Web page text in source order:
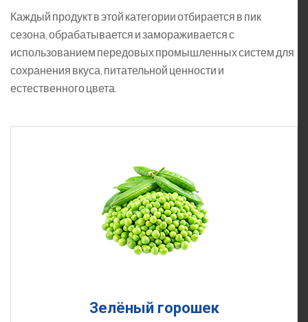
Каждый продукт в этой категории отбирается в пик
сезона, обрабатывается и замораживается с
использованием передовых промышленных систем для
сохранения вкуса, питательной ценности и
естественного цвета.
Зелёный горошек